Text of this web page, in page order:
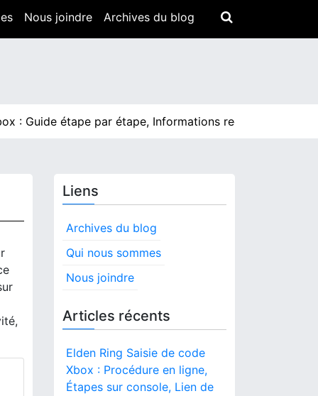
Nous joindre Archives du blog
étape par étape, Informations requises,
Liens
Archives du blog
Qui nous sommes
Nous joindre
Articles récents
Elden Ring Saisie de code
Xbox : Procédure en ligne,
Étapes sur console, Lien de